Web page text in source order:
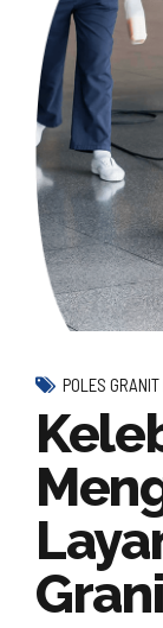
POLES GRANIT